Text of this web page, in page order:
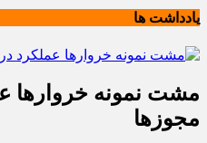
یادداشت ها
مشت نمونه خروارها
مجوزها